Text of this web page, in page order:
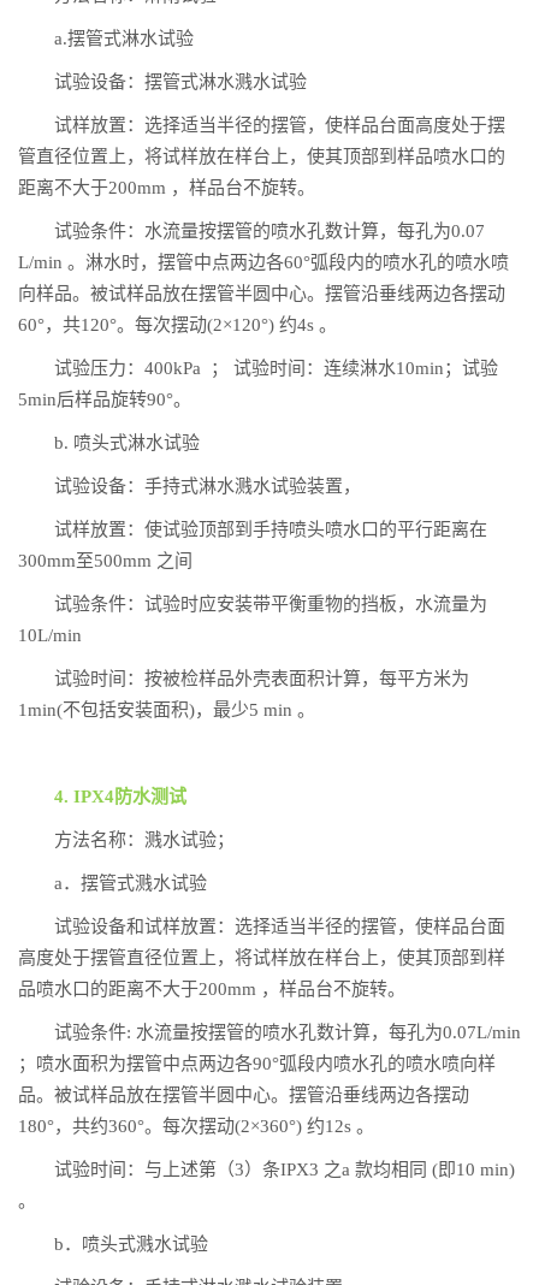
a.摆管式淋水试验
试验设备：摆管式淋水溅水试验
试样放置：选择适当半径的摆管，使样品台面高度处于摆
管直径位置上，将试样放在样台上，使其顶部到样品喷水口的
距离不大于200mm ，样品台不旋转。
试验条件：水流量按摆管的喷水孔数计算，每孔为0.07
L/min 。淋水时，摆管中点两边各60°弧段内的喷水孔的喷水喷
向样品。被试样品放在摆管半圆中心。摆管沿垂线两边各摆动
60°，共120°。每次摆动(2×120°) 约4s 。
试验压力：400kPa ； 试验时间：连续淋水10min；试验
5min后样品旋转90°。
b. 喷头式淋水试验
试验设备：手持式淋水溅水试验装置，
试样放置：使试验顶部到手持喷头喷水口的平行距离在
300mm至500mm 之间
试验条件：试验时应安装带平衡重物的挡板，水流量为
10L/min
试验时间：按被检样品外壳表面积计算，每平方米为
1min(不包括安装面积)，最少5 min 。
4. IPX4防水测试
方法名称：溅水试验；
a．摆管式溅水试验
试验设备和试样放置：选择适当半径的摆管，使样品台面
高度处于摆管直径位置上，将试样放在样台上，使其顶部到样
品喷水口的距离不大于200mm ，样品台不旋转。
试验条件: 水流量按摆管的喷水孔数计算，每孔为0.07L/min
；喷水面积为摆管中点两边各90°弧段内喷水孔的喷水喷向样
品。被试样品放在摆管半圆中心。摆管沿垂线两边各摆动
180°，共约360°。每次摆动(2×360°) 约12s 。
试验时间：与上述第（3）条IPX3 之a 款均相同 (即10 min)
。
b．喷头式溅水试验